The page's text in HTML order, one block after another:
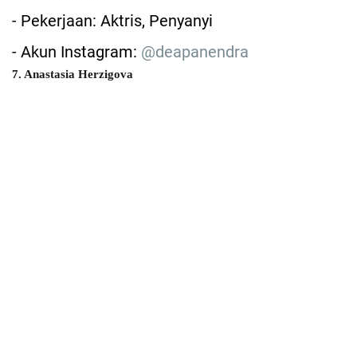
- Pekerjaan: Aktris, Penyanyi
- Akun Instagram: @deapanendra
7. Anastasia Herzigova